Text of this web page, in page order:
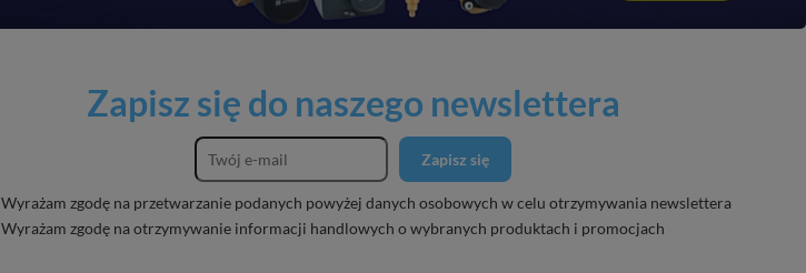
Zapisz się do naszego newslettera
Zapisz się
Wyrażam zgodę na przetwarzanie podanych powyżej danych osobowych w celu otrzymywania newslettera
Wyrażam zgodę na otrzymywanie informacji handlowych o wybranych produktach i promocjach